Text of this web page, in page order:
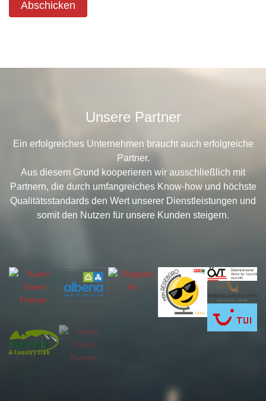
Abschicken
Unsere Partner
Ein erfolgreiches Unternehmen braucht auch erfolgreiche
Partner.
Aus diesem Grund kooperieren wir ausschließlich mit
Partnern, die durch umfangreiches Know-how und höchste
Qualitätsstandards den Wert unserer Dienstleistungen und
somit den Nutzen für unsere Kunden steigern.